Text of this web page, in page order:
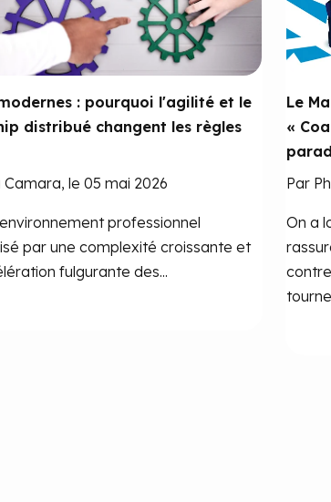
: pourquoi l'agilité et le
distribué changent les règles
Camara, le 05 mai 2026
professionnel
par une complexité croissante et
fulgurante des...
Le
«
Par
On a